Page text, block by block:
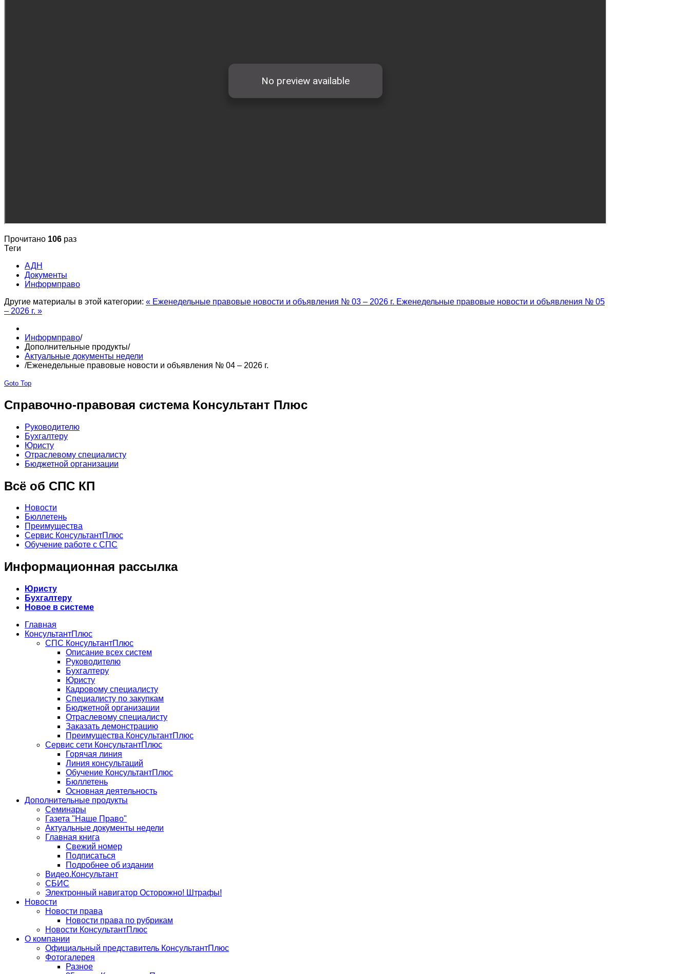
Прочитано 106 раз
Теги
АДН
Документы
Информправо
Другие материалы в этой категории: « Еженедельные правовые новости и объявления № 03 – 2026 г. Еженедельные правовые новости и объявления № 05
– 2026 г. »
Информправо/
Дополнительные продукты/
Актуальные документы недели
/Еженедельные правовые новости и объявления № 04 – 2026 г.
Goto Top
Справочно-правовая система Консультант Плюс
Руководителю
Бухгалтеру
Юристу
Отраслевому специалисту
Бюджетной организации
Всё об СПС КП
Новости
Бюллетень
Преимущества
Сервис КонсультантПлюс
Обучение работе с СПС
Информационная рассылка
Юристу
Бухгалтеру
Новое в системе
Главная
КонсультантПлюс
СПС КонсультантПлюс
Описание всех систем
Руководителю
Бухгалтеру
Юристу
Кадровому специалисту
Специалисту по закупкам
Бюджетной организации
Отраслевому специалисту
Заказать демонстрацию
Преимущества КонсультантПлюс
Сервис сети КонсультантПлюс
Горячая линия
Линия консультаций
Обучение КонсультантПлюс
Бюллетень
Основная деятельность
Дополнительные продукты
Семинары
Газета "Наше Право"
Актуальные документы недели
Главная книга
Свежий номер
Подписаться
Подробнее об издании
Видео.Консультант
СБИС
Электронный навигатор Осторожно! Штрафы!
Новости
Новости права
Новости права по рубрикам
Новости КонсультантПлюс
О компании
Официальный представитель КонсультантПлюс
Фотогалерея
Разное